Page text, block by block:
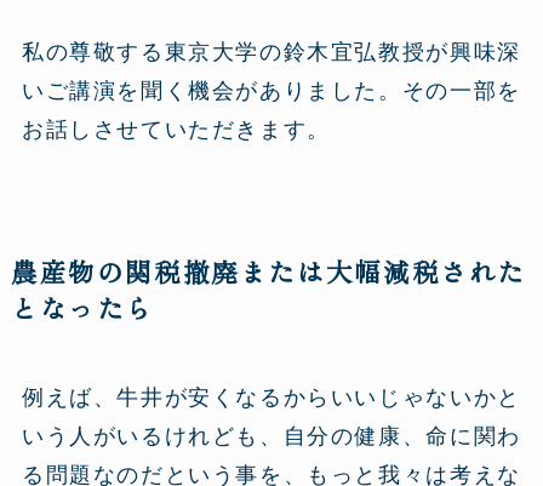
私の尊敬する東京大学の鈴木宜弘教授が興味深
いご講演を聞く機会がありました。その一部を
お話しさせていただきます。
農産物の関税撤廃または大幅減税された
となったら
例えば、牛井が安くなるからいいじゃないかと
いう人がいるけれども、自分の健康、命に関わ
る問題なのだという事を、もっと我々は考えな